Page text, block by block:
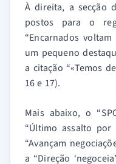
À direita, a secção
postos para o
“Encarnados
um pequeno
a citação “«Temos
16 e 17).
Mais abaixo, o
“Último assalto
“Avançam
a “Direção